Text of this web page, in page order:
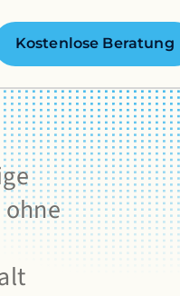
Kostenlose Beratung